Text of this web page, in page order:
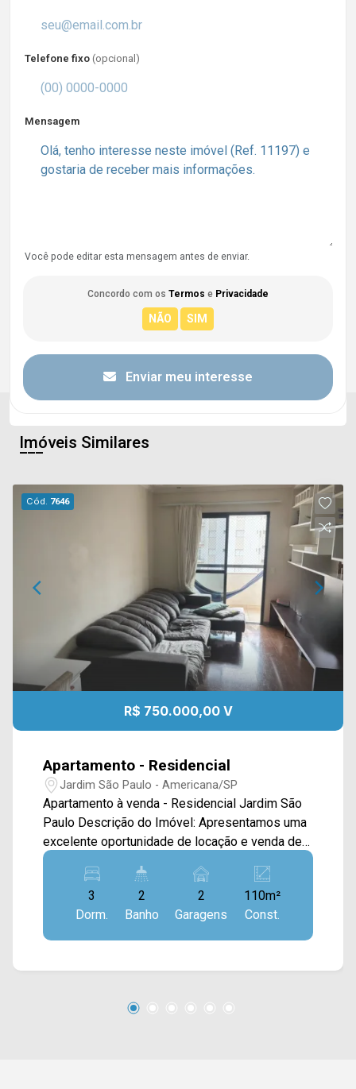
Telefone fixo (opcional)
Mensagem
Você pode editar esta mensagem antes de enviar.
Concordo com os Termos e Privacidade
Enviar meu interesse
Imóveis Similares
Cód. 7646
R$ 750.000,00 V
Apartamento - Residencial
Jardim São Paulo - Americana/SP
Apartamento à venda - Residencial Jardim São
Paulo Descrição do Imóvel: Apresentamos uma
excelente oportunidade de locação e venda de
um amplo apartamento localizado no tranquilo e
valorizado bairro Jardim São Paulo, em
Americana/SP. Este imóvel é ideal tanto para
quem busca conforto quanto para quem deseja
um bom investimento. Características do
3 quartos espaçosos, proporcionando conforto
vaga de garagem coberta, garantindo segurança
3
Dorm.
2
Banho
2
Garagens
110m²
Const.